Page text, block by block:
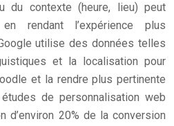
du contexte (heure, lieu) peut
en rendant l’expérience plus
utilise des données telles
et la localisation pour
et la rendre plus pertinente
de personnalisation web
d’environ 20% de la conversion